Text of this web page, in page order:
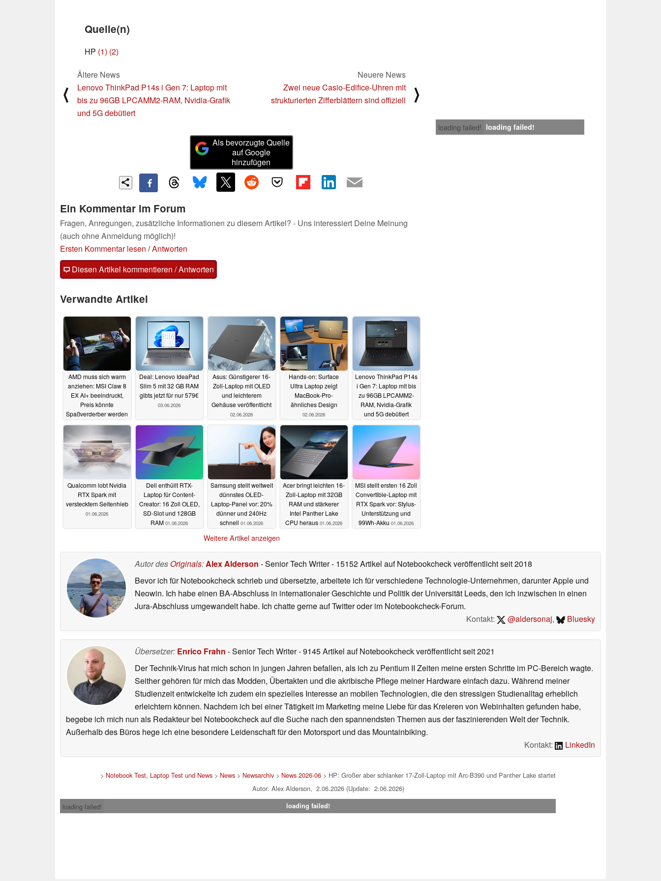
Quelle(n)
HP (1) (2)
⟨
Ältere News
Lenovo ThinkPad P14s i Gen 7: Laptop mit
bis zu 96GB LPCAMM2-RAM, Nvidia-Grafik
und 5G debütiert
Neuere News
Zwei neue Casio-Edifice-Uhren mit
strukturierten Zifferblättern sind offiziell
⟩
loading failed! loading failed!
Als bevorzugte Quelle
auf Google
hinzufügen
Ein Kommentar im Forum
Fragen, Anregungen, zusätzliche Informationen zu diesem Artikel? - Uns interessiert Deine Meinung
(auch ohne Anmeldung möglich)!
Ersten Kommentar lesen /Antworten
Diesen Artikel kommentieren / Antworten
Verwandte Artikel
AMD muss sich warm
anziehen: MSI Claw 8
EX AI+ beeindruckt,
Preis könnte
Spaßverderber werden
03.06.2026
Deal: Lenovo IdeaPad
Slim 5 mit 32 GB RAM
gibts jetzt für nur 579€
03.06.2026
Asus: Günstigerer 16-
Zoll-Laptop mit OLED
und leichterem
Gehäuse veröffentlicht
02.06.2026
Hands-on: Surface
Ultra Laptop zeigt
MacBook-Pro-
ähnliches Design
02.06.2026
Lenovo ThinkPad P14s
i Gen 7: Laptop mit bis
zu 96GB LPCAMM2-
RAM, Nvidia-Grafik
und 5G debütiert
02.06.2026
Qualcomm lobt Nvidia
RTX Spark mit
verstecktem Seitenhieb
01.06.2026
Dell enthüllt RTX-
Laptop für Content-
Creator: 16 Zoll OLED,
SD-Slot und 128GB
RAM 01.06.2026
Samsung stellt weltweit
dünnstes OLED-
Laptop-Panel vor: 20%
dünner und 240Hz
schnell 01.06.2026
Acer bringt leichten 16-
Zoll-Laptop mit 32GB
RAM und stärkerer
Intel Panther Lake
CPU heraus 01.06.2026
MSI stellt ersten 16 Zoll
Convertible-Laptop mit
RTX Spark vor: Stylus-
Unterstützung und
99Wh-Akku 01.06.2026
Weitere Artikel anzeigen
Autor des Originals:Alex Alderson - Senior Tech Writer- 15152 Artikel auf Notebookcheck veröffentlichtseit 2018
Bevor ich für Notebookcheck schrieb und übersetzte, arbeitete ich für verschiedene Technologie-Unternehmen, darunter Apple und
Neowin. Ich habe einen BA-Abschluss in internationaler Geschichte und Politik der Universität Leeds, den ich inzwischen in einen
Jura-Abschluss umgewandelt habe. Ich chatte gerne auf Twitter oder im Notebookcheck-Forum.
Kontakt:
@aldersonaj, Bluesky
Übersetzer: Enrico Frahn - Senior Tech Writer- 9145 Artikel auf Notebookcheck veröffentlichtseit 2021
Der Technik-Virus hat mich schon in jungen Jahren befallen, als ich zu Pentium II Zeiten meine ersten Schritte im PC-Bereich wagte.
Seither gehören für mich das Modden, Übertakten und die akribische Pflege meiner Hardware einfach dazu. Während meiner
Studienzeit entwickelte ich zudem ein spezielles Interesse an mobilen Technologien, die den stressigen Studienalltag erheblich
erleichtern können. Nachdem ich bei einer Tätigkeit im Marketing meine Liebe für das Kreieren von Webinhalten gefunden habe,
begebe ich mich nun als Redakteur bei Notebookcheck auf die Suche nach den spannendsten Themen aus der faszinierenden Welt der Technik.
Außerhalb des Büros hege ich eine besondere Leidenschaft für den Motorsport und das Mountainbiking.
Kontakt:
LinkedIn
> Notebook Test, Laptop Test und News > News > Newsarchiv > News 2026-06 > HP: Großer aber schlanker 17-Zoll-Laptop mit Arc-B390 und Panther Lake startet
Autor: Alex Alderson, 2.06.2026 (Update: 2.06.2026)
loading failed!
loading failed!